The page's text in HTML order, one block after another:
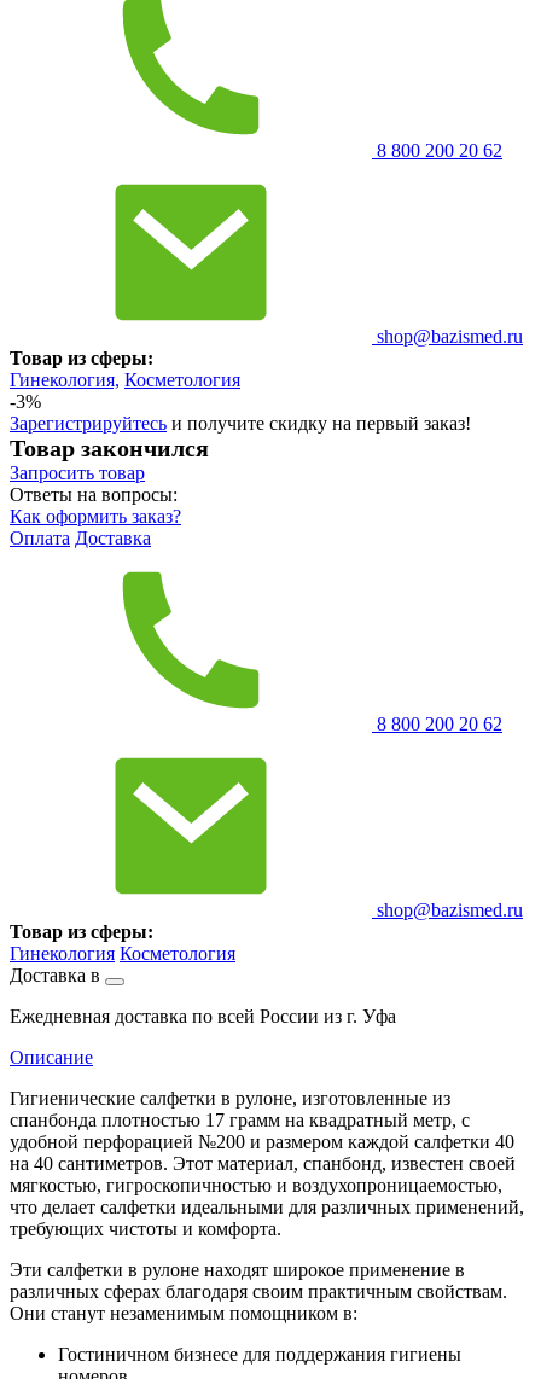
8 800 200 20 62
shop@bazismed.ru
Товар из сферы:
Гинекология, Косметология
-3%
Зарегистрируйтесь и получите скидку на первый заказ!
Товар закончился
Запросить товар
Ответы на вопросы:
Как оформить заказ?
Оплата Доставка
8 800 200 20 62
shop@bazismed.ru
Товар из сферы:
Гинекология Косметология
Доставка в
Ежедневная доставка по всей России из г. Уфа
Описание
Гигиенические салфетки в рулоне, изготовленные из
спанбонда плотностью 17 грамм на квадратный метр, с
удобной перфорацией №200 и размером каждой салфетки 40
на 40 сантиметров. Этот материал, спанбонд, известен своей
мягкостью, гигроскопичностью и воздухопроницаемостью,
что делает салфетки идеальными для различных применений,
требующих чистоты и комфорта.
Эти салфетки в рулоне находят широкое применение в
различных сферах благодаря своим практичным свойствам.
Они станут незаменимым помощником в:
Гостиничном бизнесе для поддержания гигиены